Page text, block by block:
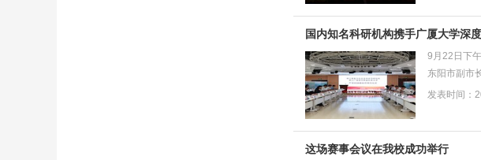
国内知名科研机构携手广厦大学深
9月22日下
东阳市副市
王继华、孙
发表时间：
这场赛事会议在我校成功举行